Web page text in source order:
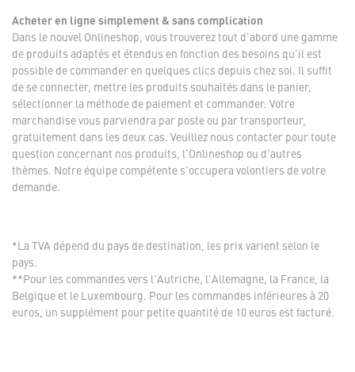
Acheter en ligne simplement & sans complication
Dans le nouvel Onlineshop, vous trouverez tout d'abord une gamme
de produits adaptés et étendus en fonction des besoins qu'il est
possible de commander en quelques clics depuis chez soi. Il suffit
de se connecter, mettre les produits souhaités dans le panier,
sélectionner la méthode de paiement et commander. Votre
marchandise vous parviendra par poste ou par transporteur,
gratuitement dans les deux cas. Veuillez nous contacter pour toute
question concernant nos produits, l'Onlineshop ou d'autres
thèmes. Notre équipe compétente s'occupera volontiers de votre
demande.
*La TVA dépend du pays de destination, les prix varient selon le
pays.
**Pour les commandes vers l'Autriche, l'Allemagne, la France, la
Belgique et le Luxembourg. Pour les commandes inférieures à 20
euros, un supplément pour petite quantité de 10 euros est facturé.